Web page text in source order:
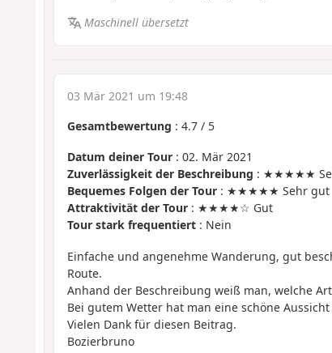
Maschinell übersetzt
03 Mär 2021 um 19:48
Gesamtbewertung : 4.7/ 5
Datum deiner Tour: 02. Mär 2021
Zuverlässigkeit der Beschreibung : ★★★★★
Bequemes Folgen der Tour: ★★★★★ Sehr gut
Attraktivität der Tour: ★★★★☆ Gut
Tour stark frequentiert: Nein
Einfache und angenehme Wanderung, gut
Route.
Anhand der Beschreibung weiß man, welche
Bei gutem Wetter hat man eine schöne
Vielen Dank für diesen Beitrag.
Bozierbruno